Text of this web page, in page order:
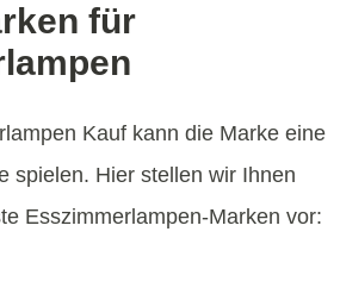
für
Kauf kann die Marke eine
spielen. Hier stellen wir Ihnen
Esszimmerlampen-Marken vor: